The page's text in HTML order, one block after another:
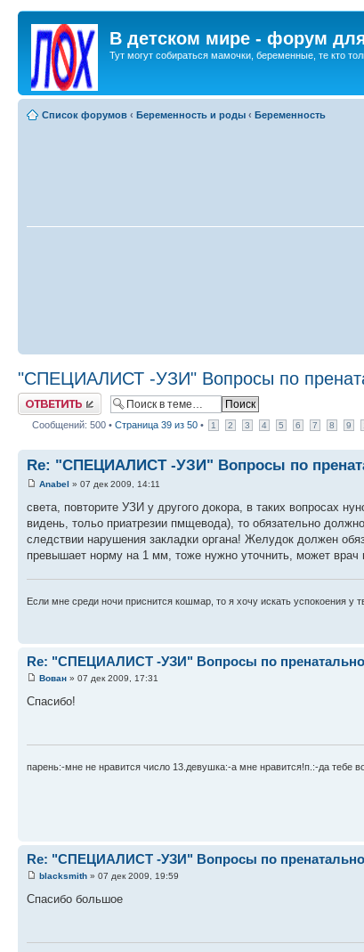
В детском мире - форум
Тут могут собираться мамочки, беременные, те кто
Список форумов ‹ Беременность и роды ‹ Беременность
"СПЕЦИАЛИСТ -УЗИ" Вопросы по
Ответить
Сообщений: 500 • Страница 39 из 50 • 1 2 3 4 5 6 7 8 9
Re: "СПЕЦИАЛИСТ -УЗИ" Вопросы по
Anabel » 07 дек 2009, 14:11
света, повторите УЗИ у другого докора, в таких вопросах
видень, тольо приатрезии пмщевода), то обязательно
следствии нарушения закладки органа! Желудок должен
превышает норму на 1 мм, тоже нужно уточнить, может
Если мне среди ночи приснится кошмар, то я хочу искать успокоения у
Re: "СПЕЦИАЛИСТ -УЗИ" Вопросы по
Вован » 07 дек 2009, 17:31
Спасибо!
парень:-мне не нравится число 13.девушка:-а мне нравится!п.:-да тебе
Re: "СПЕЦИАЛИСТ -УЗИ" Вопросы по
blacksmith » 07 дек 2009, 19:59
Спасибо большое